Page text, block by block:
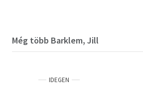
Még több Barklem, Jill
IDEGEN